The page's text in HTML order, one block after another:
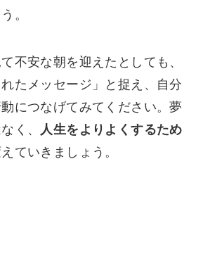
。
不安な朝を迎えたとしても、
れたメッセージ」と捉え、自分
につなげてみてください。夢
く、 人生をよりよくするため
ていきましょう。